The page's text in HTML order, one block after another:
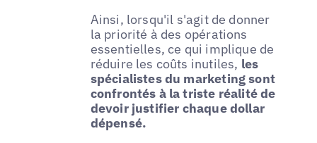
Ainsi, lorsqu'il s'agit de donner
la priorité à des opérations
essentielles, ce qui implique de
réduire les coûts inutiles, les
spécialistes du marketing sont
confrontés à la triste réalité de
devoir justifier chaque dollar
dépensé.